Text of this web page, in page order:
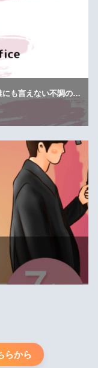
「仕事に行きたくない」は甘えじゃない｜誰にも言えない不調の正体と対処法
らから